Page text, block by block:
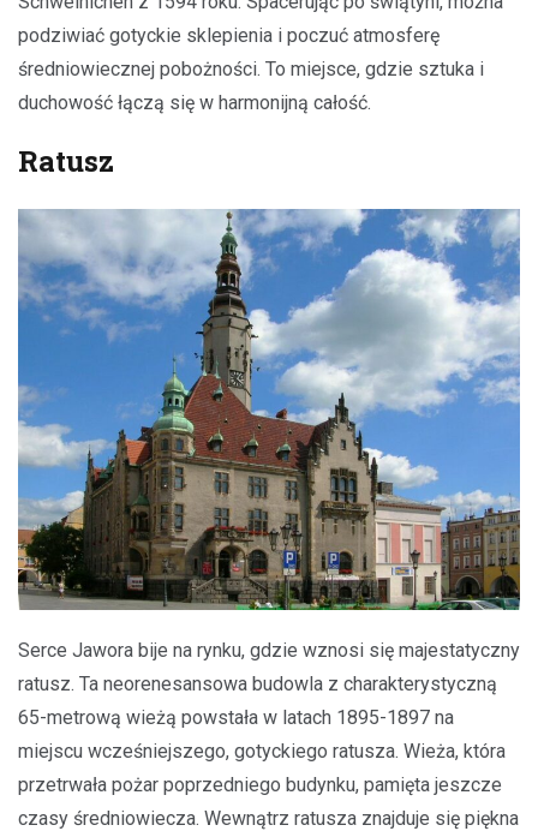
podziwiać gotyckie sklepienia i poczuć atmosferę
średniowiecznej pobożności. To miejsce, gdzie sztuka i
duchowość łączą się w harmonijną całość.
Ratusz
Serce Jawora bije na rynku, gdzie wznosi się majestatyczny
ratusz. Ta neorenesansowa budowla z charakterystyczną
65-metrową wieżą powstała w latach 1895-1897 na
miejscu wcześniejszego, gotyckiego ratusza. Wieża, która
przetrwała pożar poprzedniego budynku, pamięta jeszcze
czasy średniowiecza. Wewnątrz ratusza znajduje się piękna